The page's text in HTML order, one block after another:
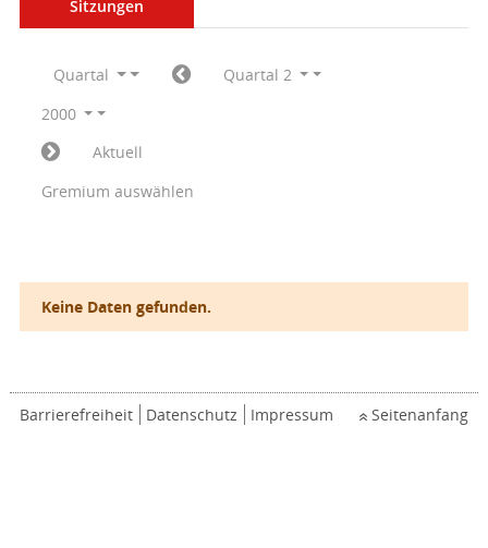
Sitzungen
Quartal
Quartal 2
2000
Aktuell
Gremium auswählen
Keine Daten gefunden.
Barrierefreiheit Datenschutz Impressum Seitenanfang